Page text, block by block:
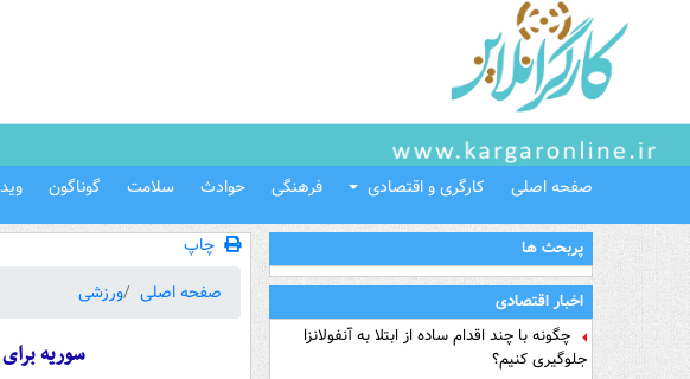
صفحه اصلی کارگری و اقتصادی فرهنگی حوادث سلامت گوناگون
پربحث ها
اخبار اقتصادی
چگونه با چند اقدام ساده از ابتلا به آنفولانزا
جلوگیری کنیم؟
چاپ
صفحه اصلی
ورزشی
سوریه